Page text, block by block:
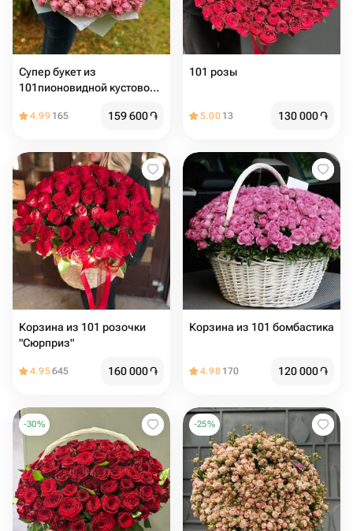
Супер букет из
101пионовидной кустовой
4.99 165 159 600֏
101 розы
5.00 13 130 000֏
Корзина из 101 розочки
"Сюрприз"
4.95645 160 000֏
Корзина из 101 бомбастика
4.98 170 120 000֏
-30% -25%